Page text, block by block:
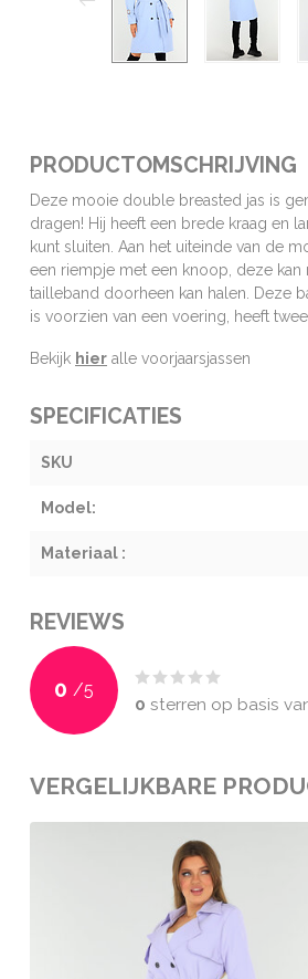
PRODUCTOMSCHRIJVING
Deze mooie double breasted jas is
dragen! Hij heeft een brede kraag en
kunt sluiten. Aan het uiteinde van de
een riempje met een knoop, deze
tailleband doorheen kan halen. Deze
is voorzien van een voering, heeft
Bekijk hier alle voorjaarsjassen
SPECIFICATIES
SKU
Model:
Materiaal :
REVIEWS
0 /5
0 sterren op basis
VERGELIJKBARE